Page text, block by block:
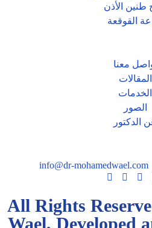
طنين الأذن
القوقعة
معنا
المقالات
الخدمات
الصور
الدكتور
info@dr-mohamedwael.com
All Rights
Wael, Developed